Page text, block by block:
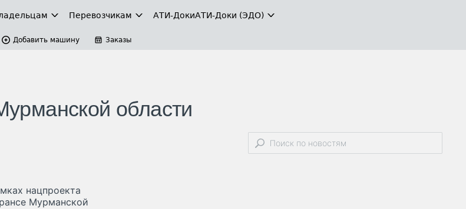
Перевозчикам АТИ-ДокиАТИ-Доки (ЭДО)
Добавить машину Заказы
области
нацпроекта
Мурманской